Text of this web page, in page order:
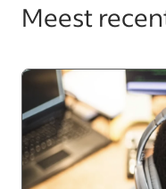
Meest